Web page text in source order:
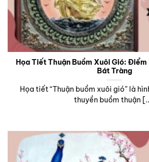
Họa Tiết Thuận Buồm Xuôi Gió: Điểm
Bát Tràng
Họa tiết “Thuận buồm xuôi gió” là
thuyền buồm thuận